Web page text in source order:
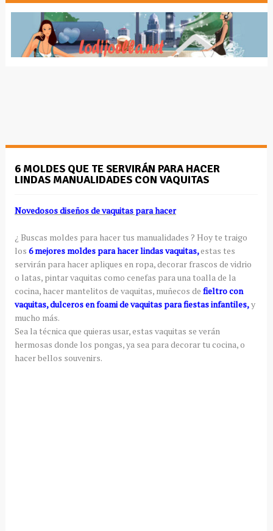
6 MOLDES QUE TE SERVIRÁN PARA HACER
LINDAS MANUALIDADES CON VAQUITAS
Novedosos diseños de vaquitas para hacer
¿ Buscas moldes para hacer tus manualidades ? Hoy te traigo
los 6 mejores moldes para hacer lindas vaquitas,estas tes
servirán para hacer apliques en ropa, decorar frascos de vidrio
o latas, pintar vaquitas como cenefas para una toalla de la
cocina, hacer mantelitos de vaquitas, muñecos de fieltro con
vaquitas, dulceros en foami de vaquitas para fiestas infantiles,y
mucho más.
Sea la técnica que quieras usar, estas vaquitas se verán
hermosas donde los pongas, ya sea para decorar tu cocina, o
hacer bellos souvenirs.